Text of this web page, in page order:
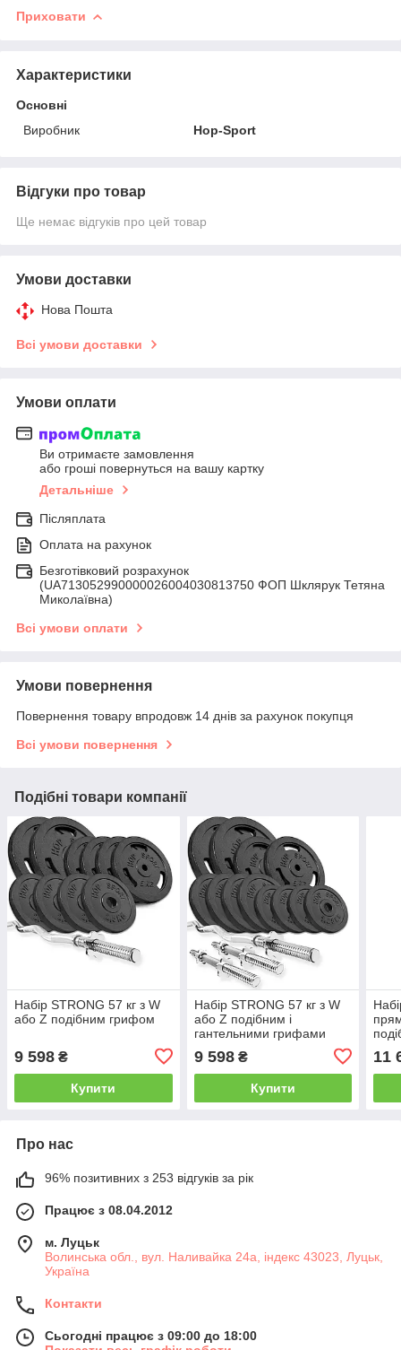
Приховати
Характеристики
Основні
Виробник
Hop-Sport
Відгуки про товар
Ще немає відгуків про цей товар
Умови доставки
Нова Пошта
Всі умови доставки
Умови оплати
Ви отримаєте замовлення
або гроші повернуться на вашу картку
Детальніше
Післяплата
Оплата на рахунок
Безготівковий розрахунок
(UA713052990000026004030813750 ФОП Шклярук Тетяна
Миколаївна)
Всі умови оплати
Умови повернення
Повернення товару впродовж 14 днів за рахунок покупця
Всі умови повернення
Подібні товари компанії
Набір STRONG 57 кг з W
або Z подібним грифом
9 598 ₴
Купити
Набір STRONG 57 кг з W
або Z подібним і
гантельними грифами
9 598₴
Купити
11
Про нас
96% позитивних з 253 відгуків за рік
Працює з 08.04.2012
м. Луцьк
Волинська обл., вул. Наливайка 24а, індекс 43023, Луцьк,
Україна
Контакти
Сьогодні працює з 09:00 до 18:00